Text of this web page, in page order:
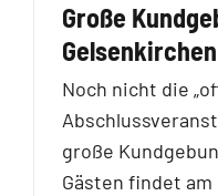
Große
Gelsenkirchen
Noch nicht die
große
Gästen findet am